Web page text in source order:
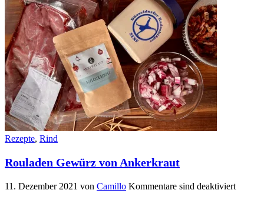
Rezepte, Rind
Rouladen Gewürz von Ankerkraut
11. Dezember 2021 von Camillo Kommentare sind deaktiviert